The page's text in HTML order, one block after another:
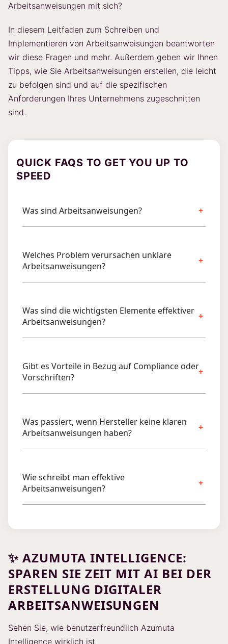
Arbeitsanweisungen mit sich?
In diesem Leitfaden zum Schreiben und
Implementieren von Arbeitsanweisungen beantworten
wir diese Fragen und mehr. Außerdem geben wir Ihnen
Tipps, wie Sie Arbeitsanweisungen erstellen, die leicht
zu befolgen sind und auf die spezifischen
Anforderungen Ihres Unternehmens zugeschnitten
sind.
QUICK FAQS TO GET YOU UP TO
SPEED
Was sind Arbeitsanweisungen?
Welches Problem verursachen unklare
Arbeitsanweisungen?
Was sind die wichtigsten Elemente effektiver
Arbeitsanweisungen?
Gibt es Vorteile in Bezug auf Compliance oder
Vorschriften?
Was passiert, wenn Hersteller keine klaren
Arbeitsanweisungen haben?
Wie schreibt man effektive
Arbeitsanweisungen?
✨ AZUMUTA INTELLIGENCE:
SPAREN SIE ZEIT MIT AI BEI DER
ERSTELLUNG DIGITALER
ARBEITSANWEISUNGEN
Sehen Sie, wie benutzerfreundlich Azumuta
Intelligence wirklich ist